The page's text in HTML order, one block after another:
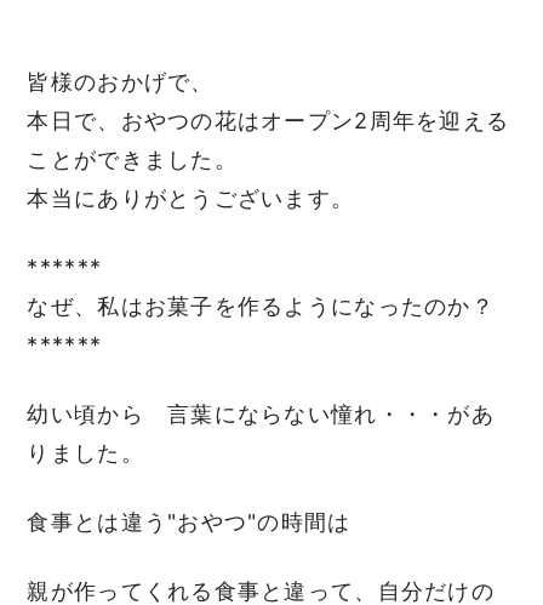
皆様のおかげで、
本日で、おやつの花はオープン2周年を迎える
ことができました。
本当にありがとうございます。
******
なぜ、私はお菓子を作るようになったのか？
******
幼い頃から 言葉にならない憧れ・・・があ
りました。
食事とは違う"おやつ"の時間は
親が作ってくれる食事と違って、自分だけの